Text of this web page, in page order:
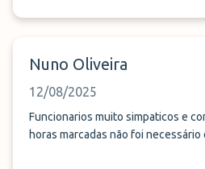
Nuno Oliveira
12/08/2025
Funcionarios muito simpaticos e
horas marcadas não foi necessário